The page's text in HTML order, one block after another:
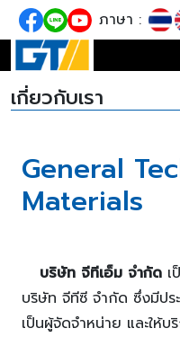
ภาษา :
เกี่ยวกับเรา
General
Materials
บริษัท จีทีเอ็ม จำกัด
บริษัท จีทีซี จำกัด ซึ่งมีป
เป็นผู้จัดจำหน่าย และให้